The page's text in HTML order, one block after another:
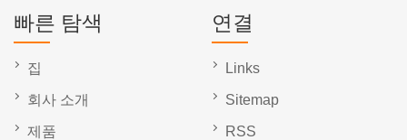
빠른 탐색
집
회사 소개
제품
연결
Links
Sitemap
RSS